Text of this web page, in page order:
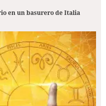
en un basurero de Italia